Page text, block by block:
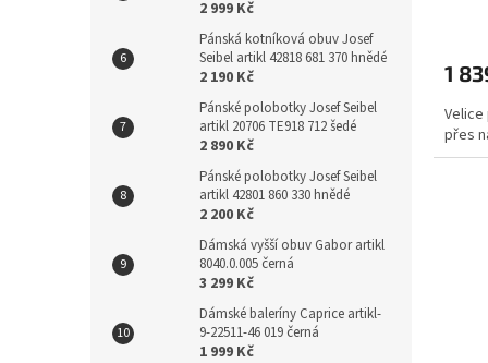
2 999 Kč
Pánská kotníková obuv Josef
Seibel artikl 42818 681 370 hnědé
2 190 Kč
Pánské polobotky Josef Seibel
artikl 20706 TE918 712 šedé
2 890 Kč
Pánské polobotky Josef Seibel
artikl 42801 860 330 hnědé
2 200 Kč
Dámská vyšší obuv Gabor artikl
8040.0.005 černá
3 299 Kč
Dámské baleríny Caprice artikl-
9-22511-46 019 černá
1 999 Kč
1
Velice
přes